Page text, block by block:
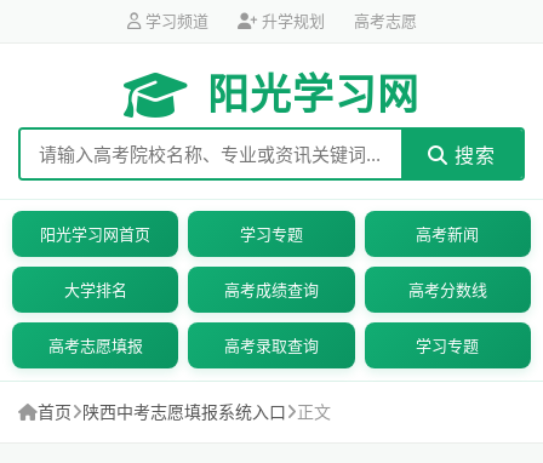
学习频道 升学规划 高考志愿
阳光学习网
搜索
阳光学习网首页 学习专题 高考新闻
大学排名 高考成绩查询 高考分数线
高考志愿填报 高考录取查询 学习专题
首页 陕西中考志愿填报系统入口 正文